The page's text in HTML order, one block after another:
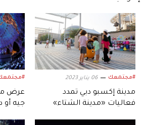
#مجتمعك 06 يناير 2023
مدينة إكسبو دبي تمدد
فعاليات «مدينة الشتاء»
عرض
جيه أو